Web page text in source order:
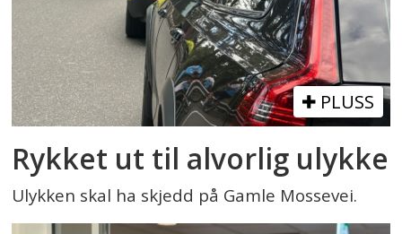
PLUSS
Rykket ut til alvorlig ulykke
Ulykken skal ha skjedd på Gamle Mossevei.